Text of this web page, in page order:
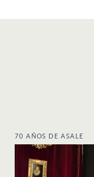
70 AÑOS DE ASALE